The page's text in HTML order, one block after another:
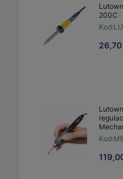
200C
Kod:
26,70
Kod: